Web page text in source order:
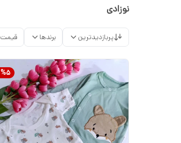
نوزادی
پربازدیدترین برندها قیمت
%5